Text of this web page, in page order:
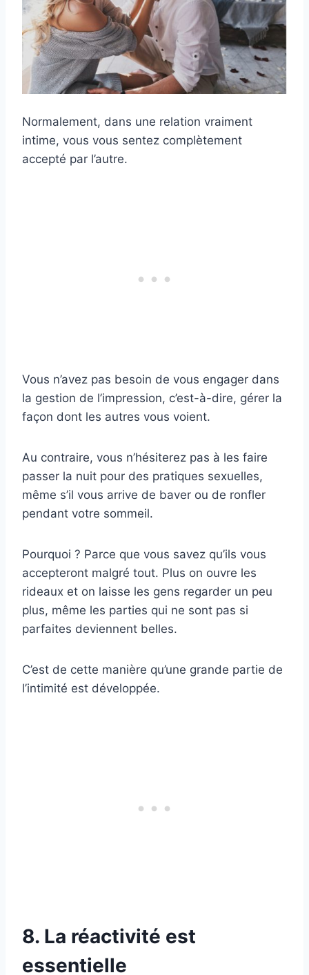
Normalement, dans une relation vraiment
intime, vous vous sentez complètement
accepté par l’autre.
Vous n’avez pas besoin de vous engager dans
la gestion de l’impression, c’est-à-dire, gérer la
façon dont les autres vous voient.
Au contraire, vous n’hésiterez pas à les faire
passer la nuit pour des pratiques sexuelles,
même s’il vous arrive de baver ou de ronfler
pendant votre sommeil.
Pourquoi ? Parce que vous savez qu’ils vous
accepteront malgré tout. Plus on ouvre les
rideaux et on laisse les gens regarder un peu
plus, même les parties qui ne sont pas si
parfaites deviennent belles.
C’est de cette manière qu’une grande partie de
l’intimité est développée.
8. La réactivité est
essentielle